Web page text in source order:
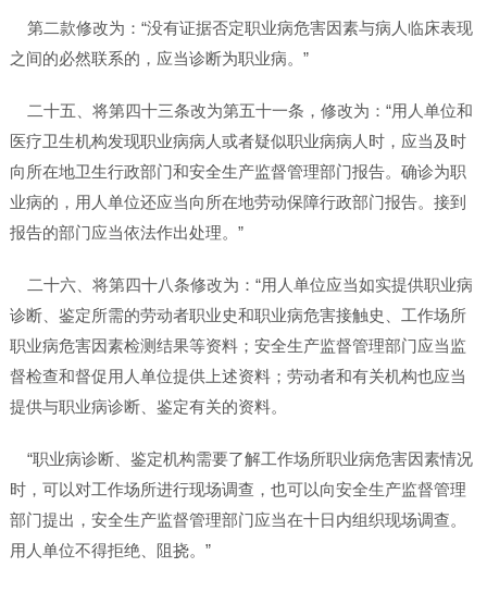
第二款修改为：“没有证据否定职业病危害因素与病人临床表现
之间的必然联系的，应当诊断为职业病。”
二十五、将第四十三条改为第五十一条，修改为：“用人单位和
医疗卫生机构发现职业病病人或者疑似职业病病人时，应当及时
向所在地卫生行政部门和安全生产监督管理部门报告。确诊为职
业病的，用人单位还应当向所在地劳动保障行政部门报告。接到
报告的部门应当依法作出处理。”
二十六、将第四十八条修改为：“用人单位应当如实提供职业病
诊断、鉴定所需的劳动者职业史和职业病危害接触史、工作场所
职业病危害因素检测结果等资料；安全生产监督管理部门应当监
督检查和督促用人单位提供上述资料；劳动者和有关机构也应当
提供与职业病诊断、鉴定有关的资料。
“职业病诊断、鉴定机构需要了解工作场所职业病危害因素情况
时，可以对工作场所进行现场调查，也可以向安全生产监督管理
部门提出，安全生产监督管理部门应当在十日内组织现场调查。
用人单位不得拒绝、阻挠。”